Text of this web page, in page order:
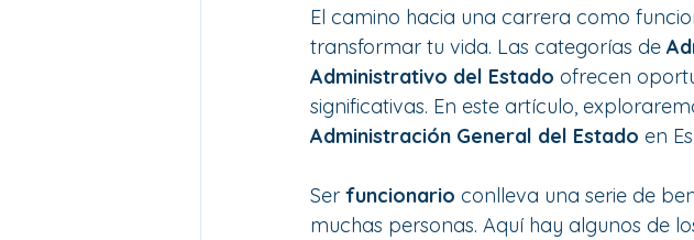
El camino hacia una carrera como
transformar tu vida. Las categorías de
Administrativo del Estado ofrecen
significativas. En este artículo,
Administración General del Estado en
Ser funcionario conlleva una serie de
muchas personas. Aquí hay algunos de